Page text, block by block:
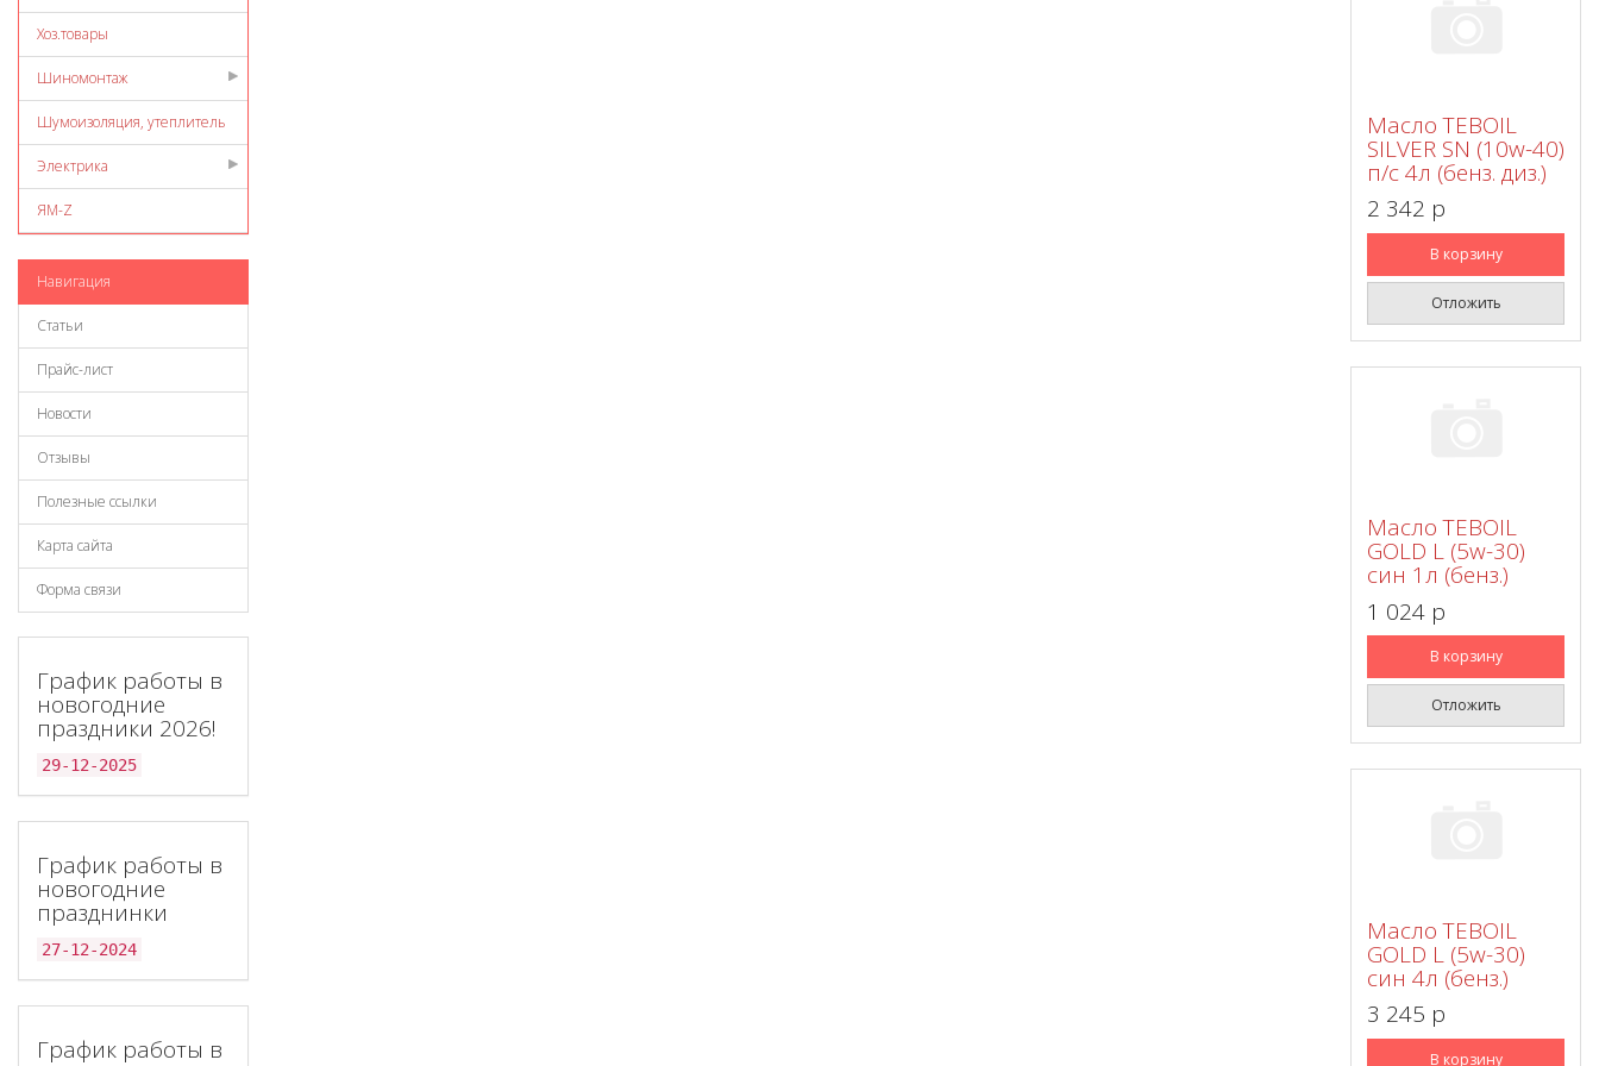
Хоз.товары
Шиномонтаж
Шумоизоляция, утеплитель
Электрика
ЯМ-Z
Навигация
Статьи
Прайс-лист
Новости
Отзывы
Полезные ссылки
Карта сайта
Форма связи
График работы в
новогодние
праздники 2026!
29-12-2025
График работы в
новогодние
празднинки
27-12-2024
График работы в
Масло TEBOIL
SILVER SN (10w-40)
п/с 4л (бенз. диз.)
2 342 p
В корзину
Отложить
Масло TEBOIL
GOLD L (5w-30)
син 1л (бенз.)
1 024 p
В корзину
Отложить
Масло TEBOIL
GOLD L (5w-30)
син 4л (бенз.)
3 245 p
В корзину